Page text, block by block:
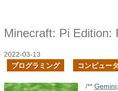
Minecraft: Pi Edition:
2022-03-13
プログラミング
コンピュータ
/** Gemini